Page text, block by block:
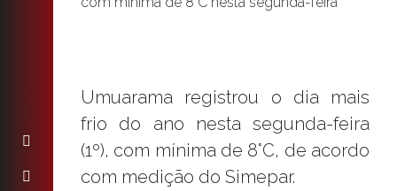
Umuarama registrou o dia mais
frio do ano nesta segunda-feira
(1º), com mínima de 8°C, de acordo
com medição do Simepar.